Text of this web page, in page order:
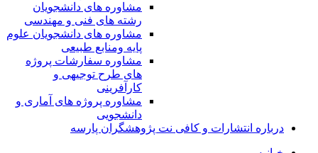
مشاوره های دانشجویان
رشته های فنی و مهندسی
مشاوره های دانشجویان علوم
پایه ومنابع طبیعی
مشاوره سفارشات پروژه
های طرح توجیهی و
کارآفرینی
مشاوره پروژه های آماری و
دانشجویی
درباره انتشارات و کافی نت پژوهشگران پارسه